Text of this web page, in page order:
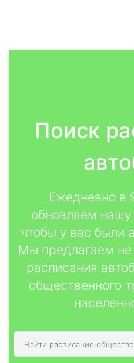
Поиск
Ежедневно в
обновляем нашу
чтобы у вас были
Мы предлагаем
расписания
общественного